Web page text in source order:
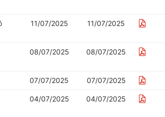
11/07/2025 11/07/2025
08/07/2025 08/07/2025
07/07/2025 07/07/2025
04/07/2025 04/07/2025